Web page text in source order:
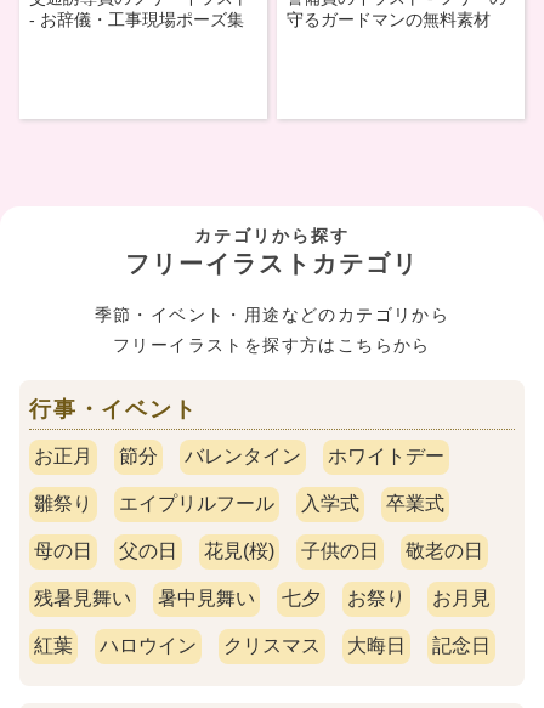
- お辞儀・工事現場ポーズ集
守るガードマンの無料素材
カテゴリから探す
フリーイラストカテゴリ
季節・イベント・用途などのカテゴリから
フリーイラストを探す方はこちらから
行事・イベント
お正月 節分 バレンタイン ホワイトデー
雛祭り エイプリルフール 入学式 卒業式
母の日 父の日 花見(桜) 子供の日 敬老の日
残暑見舞い 暑中見舞い 七夕 お祭り お月見
紅葉 ハロウイン クリスマス 大晦日 記念日